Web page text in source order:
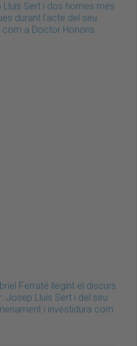
Sert i dos homes més
durant l'acte del seu
com a Doctor Honoris
Ferraté llegint el discurs
Josep Lluís Sert i del seu
i investidura com